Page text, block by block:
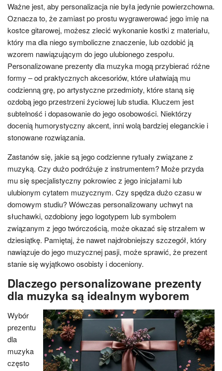
Ważne jest, aby personalizacja nie była jedynie powierzchowna.
Oznacza to, że zamiast po prostu wygrawerować jego imię na
kostce gitarowej, możesz zlecić wykonanie kostki z materiału,
który ma dla niego symboliczne znaczenie, lub ozdobić ją
wzorem nawiązującym do jego ulubionego zespołu.
Personalizowane prezenty dla muzyka mogą przybierać różne
formy – od praktycznych akcesoriów, które ułatwiają mu
codzienną grę, po artystyczne przedmioty, które staną się
ozdobą jego przestrzeni życiowej lub studia. Kluczem jest
subtelność i dopasowanie do jego osobowości. Niektórzy
docenią humorystyczny akcent, inni wolą bardziej eleganckie i
stonowane rozwiązania.
Zastanów się, jakie są jego codzienne rytuały związane z
muzyką. Czy dużo podróżuje z instrumentem? Może przyda
mu się specjalistyczny pokrowiec z jego inicjałami lub
ulubionym cytatem muzycznym. Czy spędza dużo czasu w
domowym studiu? Wówczas personalizowany uchwyt na
słuchawki, ozdobiony jego logotypem lub symbolem
związanym z jego twórczością, może okazać się strzałem w
dziesiątkę. Pamiętaj, że nawet najdrobniejszy szczegół, który
nawiązuje do jego muzycznej pasji, może sprawić, że prezent
stanie się wyjątkowo osobisty i doceniony.
Dlaczego personalizowane prezenty
dla muzyka są idealnym wyborem
Wybór
prezentu
dla
muzyka
często